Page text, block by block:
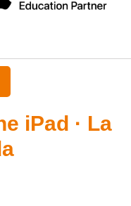
iPad · La